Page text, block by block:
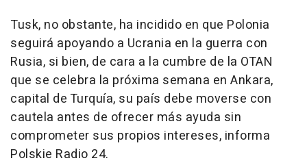
Tusk, no obstante, ha incidido en que Polonia
seguirá apoyando a Ucrania en la guerra con
Rusia, si bien, de cara a la cumbre de la OTAN
que se celebra la próxima semana en Ankara,
capital de Turquía, su país debe moverse con
cautela antes de ofrecer más ayuda sin
comprometer sus propios intereses, informa
Polskie Radio 24.